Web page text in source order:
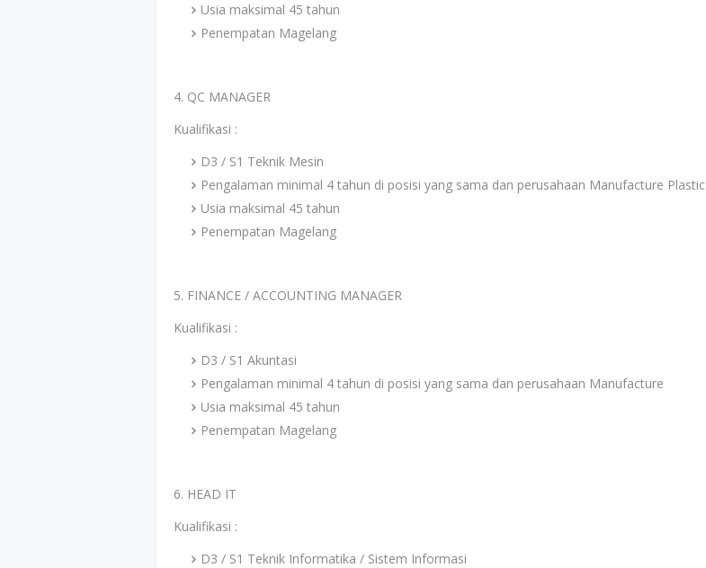
Usia maksimal 45 tahun
Penempatan Magelang
4. QC MANAGER
Kualifikasi :
D3 / S1 Teknik Mesin
Pengalaman minimal 4 tahun di posisi yang sama dan perusahaan Manufacture Plastic
Usia maksimal 45 tahun
Penempatan Magelang
5. FINANCE / ACCOUNTING MANAGER
Kualifikasi :
D3 / S1 Akuntasi
Pengalaman minimal 4 tahun di posisi yang sama dan perusahaan Manufacture
Usia maksimal 45 tahun
Penempatan Magelang
6. HEAD IT
Kualifikasi :
D3 / S1 Teknik Informatika / Sistem Informasi